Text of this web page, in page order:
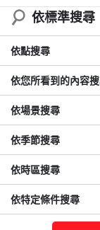
依標準搜尋
依點搜尋
依您所看到的內容
依場景搜尋
依季節搜尋
依時區搜尋
依特定條件搜尋